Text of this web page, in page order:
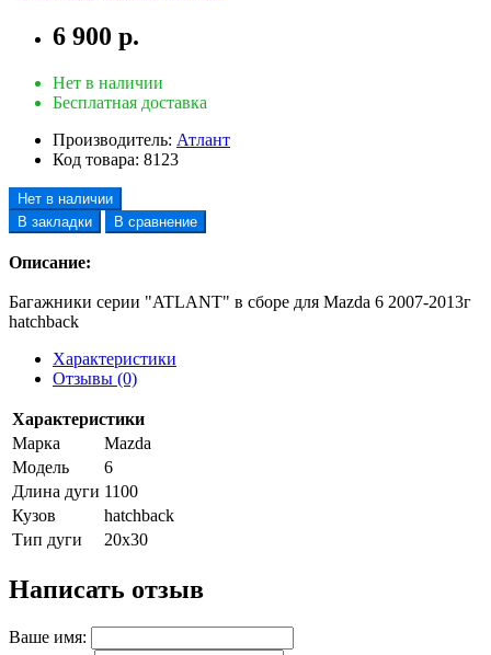
6 900 р.
Нет в наличии
Бесплатная доставка
Производитель: Атлант
Код товара: 8123
Нет в наличии
В закладки
В сравнение
Описание:
Багажники серии "ATLANT" в сборе для Mazda 6 2007-2013г
hatchback
Характеристики
Отзывы (0)
Характеристики
Марка
Mazda
Модель
6
Длина дуги 1100
Кузов
hatchback
Тип дуги
20х30
Написать отзыв
Ваше имя: